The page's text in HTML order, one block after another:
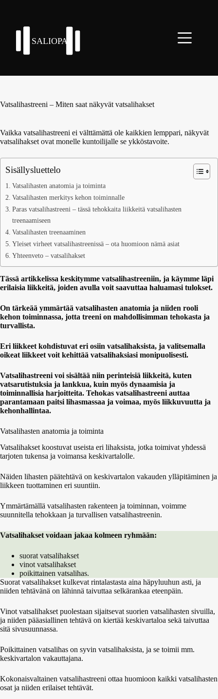
Vatsalihastreeni – Miten saat näkyvät vatsalihakset
Vaikka vatsalihastreeni ei välttämättä ole kaikkien lemppari, näkyvät
vatsalihakset ovat monelle kuntoilijalle se ykköstavoite.
Sisällysluettelo
Vatsalihasten anatomia ja toiminta
Vatsalihasten merkitys kehon toiminnalle
Paras vatsalihastreeni – tässä tehokkaita liikkeitä vatsalihasten
treenaamiseen
Vatsalihasten treenaaminen
Yleiset virheet vatsalihastreenissä – ota huomioon nämä asiat
Yhteenveto – vatsalihakset
Tässä artikkelissa keskitymme vatsalihastreeniin, ja käymme läpi
erilaisia liikkeitä, joiden avulla voit saavuttaa haluamasi tulokset.
On tärkeää ymmärtää vatsalihasten anatomia ja niiden rooli
kehon toiminnassa, jotta treeni on mahdollisimman tehokasta ja
turvallista.
Eri liikkeet kohdistuvat eri osiin vatsalihaksista, ja valitsemalla
oikeat liikkeet voit kehittää vatsalihaksiasi monipuolisesti.
Vatsalihastreeni voi sisältää niin perinteisiä liikkeitä, kuten
vatsarutistuksia ja lankkua, kuin myös dynaamisia ja
toiminnallisia harjoitteita. Tehokas vatsalihastreeni auttaa
parantamaan paitsi lihasmassaa ja voimaa, myös liikkuvuutta ja
kehonhallintaa.
Vatsalihasten anatomia ja toiminta
Vatsalihakset koostuvat useista eri lihaksista, jotka toimivat yhdessä
tarjoten tukensa ja voimansa keskivartalolle.
Näiden lihasten päätehtävä on keskivartalon vakauden ylläpitäminen ja
liikkeen tuottaminen eri suuntiin.
Ymmärtämällä vatsalihasten rakenteen ja toiminnan, voimme
suunnitella tehokkaan ja turvallisen vatsalihastreenin.
Vatsalihakset voidaan jakaa kolmeen ryhmään:
suorat vatsalihakset
vinot vatsalihakset
poikittainen vatsalihas.
Suorat vatsalihakset kulkevat rintalastasta aina häpyluuhun asti, ja
niiden tehtävänä on lähinnä taivuttaa selkärankaa eteenpäin.
Vinot vatsalihakset puolestaan sijaitsevat suorien vatsalihasten sivuilla,
ja niiden pääasiallinen tehtävä on kiertää keskivartaloa sekä taivuttaa
sitä sivusuunnassa.
Poikittainen vatsalihas on syvin vatsalihaksista, ja se toimii mm.
keskivartalon vakauttajana.
Kokonaisvaltainen vatsalihastreeni ottaa huomioon kaikki vatsalihasten
osat ja niiden erilaiset tehtävät.